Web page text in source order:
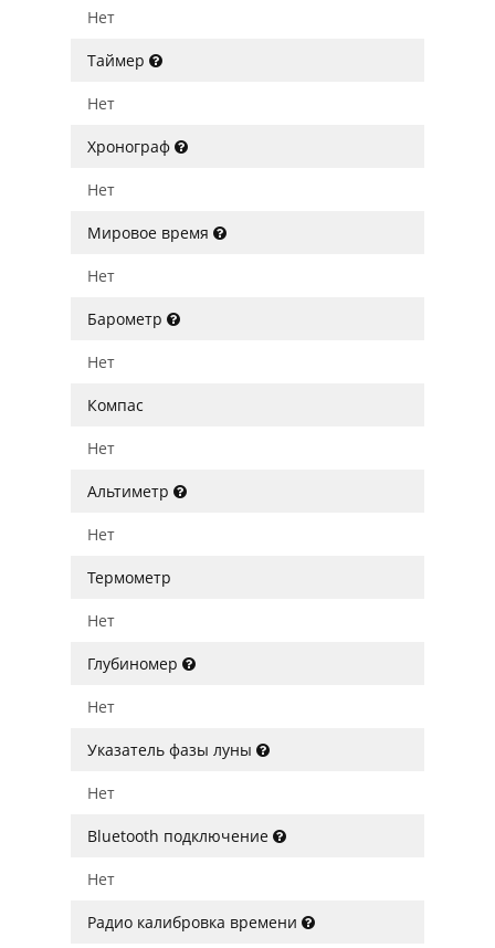
Нет
Таймер
Нет
Хронограф
Нет
Мировое время
Нет
Барометр
Нет
Компас
Нет
Альтиметр
Нет
Термометр
Нет
Глубиномер
Нет
Указатель фазы луны
Нет
Bluetooth подключение
Нет
Радио калибровка времени